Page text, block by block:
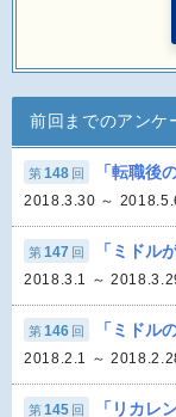
前回までのアンケ
第148 回 「転職後
2018.3.30 ～
第147 回 「ミドル
2018.3.1 ～
第146 回 「ミドル
2018.2.1 ～
第145 回 「リカレ